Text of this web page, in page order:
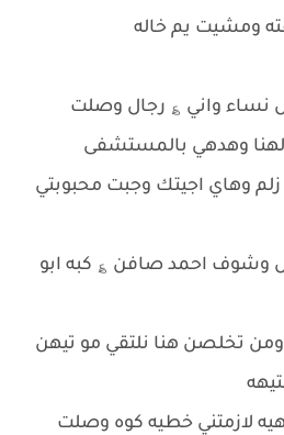
ومشيت يم خاله
نساء واني ؏ رجال وصلت
وهدهي بالمستشفى
وهاي اجيتك وجبت محبوبتي
وشوف احمد صافن ؏ كبه ابو
تخلصن هنا نلتقي مو تيهن
لازمتني خطيه كوه وصلت